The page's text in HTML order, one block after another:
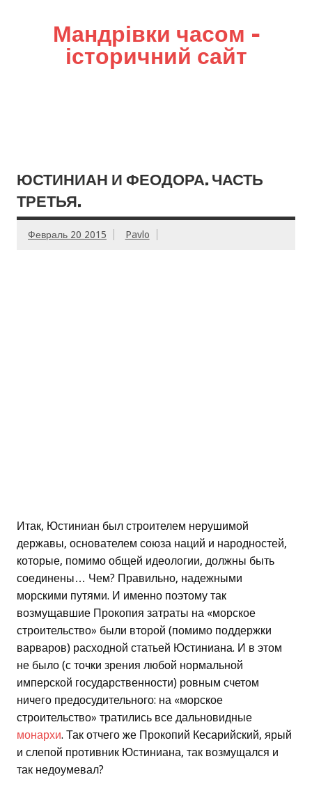
Мандрівки часом –
історичний сайт
ЮСТИНИАН И ФЕОДОРА. ЧАСТЬ
ТРЕТЬЯ.
Февраль 20 2015 Pavlo
Итак, Юстиниан был строителем нерушимой
державы, основателем союза наций и народностей,
которые, помимо общей идеологии, должны быть
соединены… Чем? Правильно, надежными
морскими путями. И именно поэтому так
возмущавшие Прокопия затраты на «морское
строительство» были второй (помимо поддержки
варваров) расходной статьей Юстиниана. И в этом
не было (с точки зрения любой нормальной
имперской государственности) ровным счетом
ничего предосудительного: на «морское
строительство» тратились все дальновидные
монархи. Так отчего же Прокопий Кесарийский, ярый
и слепой противник Юстиниана, так возмущался и
так недоумевал?